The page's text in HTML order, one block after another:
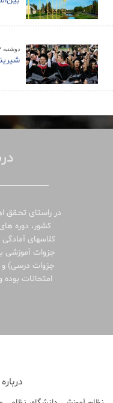
دوشنبه ۱۴۰۴/۰۶/۰۳
در راستای تحـقق
کشور، دوره
کلاسهای
جزوات آموزشی
جزوات درسی) و
امتحانات بوده